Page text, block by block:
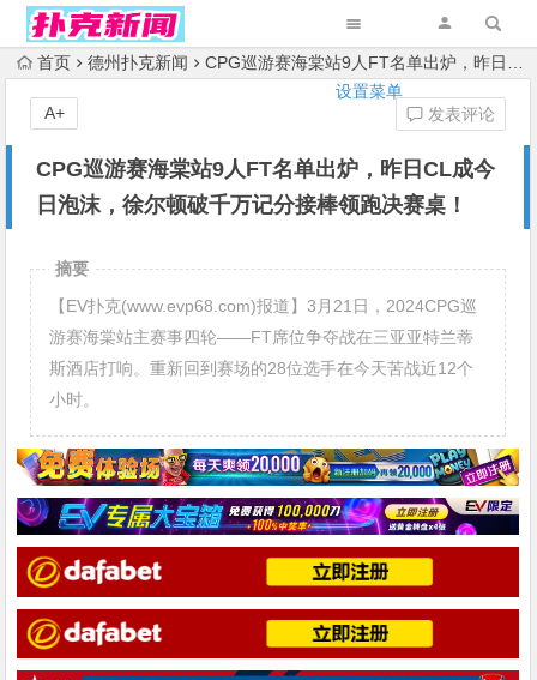
设置菜单
首页 德州扑克新闻 CPG巡游赛海棠站9人FT名单出炉，昨日CL成今日泡沫，徐尔顿破千万记分接棒领跑决赛桌！
CPG巡游赛海棠站9人FT名单出炉，昨日CL成今
日泡沫，徐尔顿破千万记分接棒领跑决赛桌！
发表评论
A+
摘要
【EV扑克(www.evp68.com)报道】3月21日，2024CPG巡
游赛海棠站主赛事四轮——FT席位争夺战在三亚亚特兰蒂
斯酒店打响。重新回到赛场的28位选手在今天苦战近12个
小时。